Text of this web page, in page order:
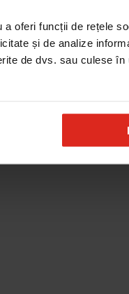
oferi funcții de rețele
și de analize
de dvs. sau culese